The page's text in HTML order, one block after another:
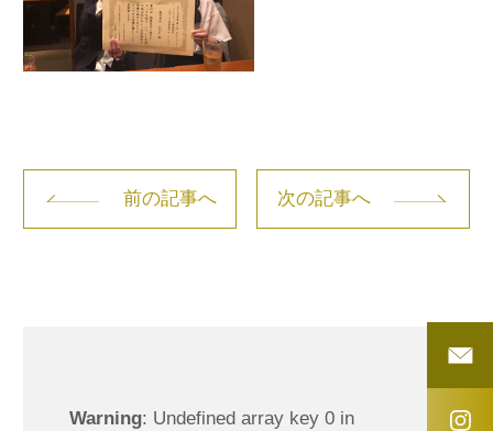
前の記事へ 次の記事へ
Warning: Undefined array key 0 in